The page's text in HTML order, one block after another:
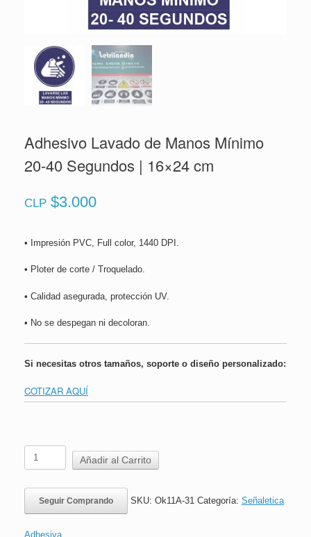
Adhesivo Lavado de Manos Mínimo
20-40 Segundos | 16×24 cm
CLP $3.000
• Impresión PVC, Full color, 1440 DPI.
• Ploter de corte / Troquelado.
• Calidad asegurada, protección UV.
• No se despegan ni decoloran.
Si necesitas otros tamaños, soporte o diseño personalizado:
COTIZAR AQUÍ
Adhesivo
Lavado
Manos
Mínimo
20-
40
Añadir al Carrito
Seguir Comprando SKU: Ok11A-31 Categoría: Señaletica
Adhesiva